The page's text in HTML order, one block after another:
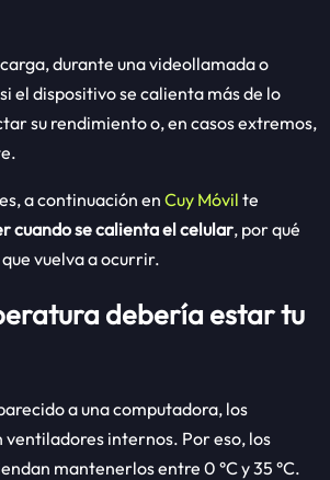
durante una videollamada o
el dispositivo se calienta más de lo
su rendimiento o, en casos extremos,
a continuación en Cuy Móvil te
cuando se calienta el celular, por qué
vuelva a ocurrir.
debería estar tu
a una computadora, los
internos. Por eso, los
mantenerlos entre 0 °C y 35 °C.